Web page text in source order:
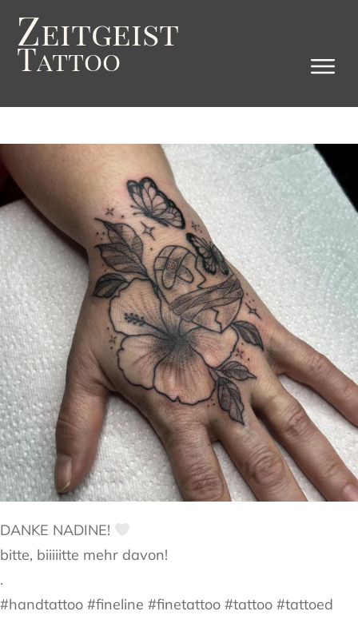
Zeitgeist
Tattoo
DANKE NADINE!
bitte, biiiiitte mehr davon!
.
#handtattoo #fineline #finetattoo #tattoo #tattoed